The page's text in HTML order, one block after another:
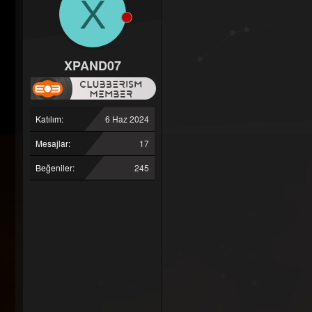
X
XPAND07
Katılım 6 Haz 2024
Mesajlar 17
Beğeniler 245